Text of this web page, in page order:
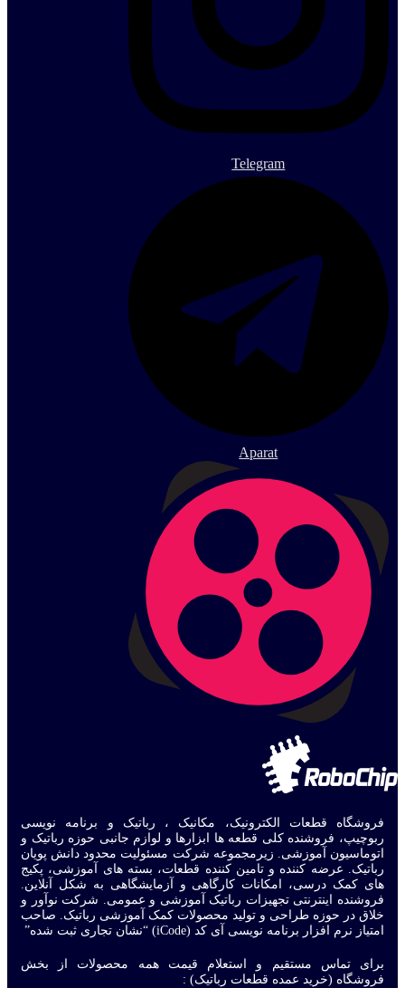
Telegram
Aparat
فروشگاه قطعات الکترونیک، مکانیک ، رباتیک و برنامه نویسی
ربوچیپ، فروشنده کلی قطعه ها ابزارها و لوازم جانبی حوزه رباتیک و
اتوماسیون آموزشی. زیرمجموعه شرکت مسئولیت محدود دانش پویان
رباتیک. عرضه کننده و تامین کننده قطعات، بسته های آموزشی، پکیج
های کمک درسی، امکانات کارگاهی و آزمایشگاهی به شکل آنلاین.
فروشنده اینترنتی تجهیزات رباتیک آموزشی و عمومی. شرکت نوآور و
خلاق در حوزه طراحی و تولید محصولات کمک آموزشی رباتیک. صاحب
امتیاز نرم افزار برنامه نویسی آی کد (iCode) “نشان تجاری ثبت شده”
برای تماس مستقیم و استعلام قیمت همه محصولات از بخش
فروشگاه (خرید عمده قطعات رباتیک) :